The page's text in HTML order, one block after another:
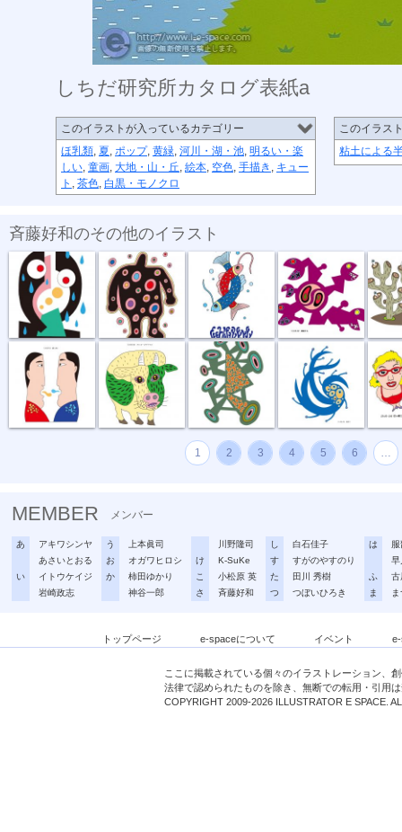
しちだ研究所カタログ表紙a
このイラストが入っているカテゴリー
ほ乳類, 夏, ポップ, 黄緑, 河川・湖・池, 明るい・楽
しい, 童画, 大地・山・丘, 絵本, 空色, 手描き , キュー
ト , 茶色, 白黒・モノクロ
このイラス
粘土による
斉藤好和のその他のイラスト
傘がない 正体不明 深海の恋
話し合い オハヨーゴザ... 噂の出所 風祭り ハイ
1 2 3 4 5 6 …
MEMBER メンバー
あ
アキワシンヤ
あさいとおる
い
イトウケイジ
岩崎政志
う
上本眞司
お
オガワヒロシ
か
柿田ゆかり
神谷一郎
川野隆司
け
K-SuKe
こ
小松原 英
さ
斉藤好和
し
白石佳子
す
すがのやすのり
た
田川 秀樹
つ
つぼいひろき
は
早
ふ
古
ま
トップページ e-spaceについて イベント
ここに掲載されている個々のイラストレーション、
法律で認められたものを除き、無断での転用・引用
COPYRIGHT 2009-2026 ILLUSTRATOR E SPACE.